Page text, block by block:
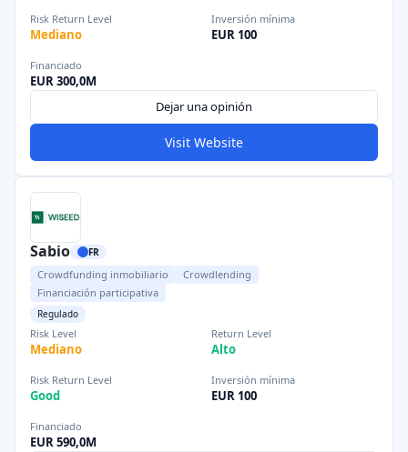
Risk Return Level
Mediano
Inversión mínima
EUR 100
Financiado
EUR 300,0M
Dejar una opinión
Visit Website
Sabio FR
Crowdfunding inmobiliario
Crowdlending
Financiación participativa
Regulado
Risk Level
Mediano
Return Level
Alto
Risk Return Level
Good
Inversión mínima
EUR 100
Financiado
EUR 590,0M